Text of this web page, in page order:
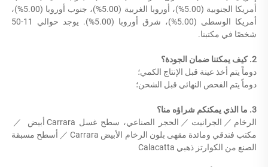
شخصًا في مكتبنا.
2. كيف يمكننا ضمان الجودة؟
دوماً يتم أخذ عينة قبل الإنتاج الكمي؛
دوماً يتم الفحص النهائي قبل الشحن؛
3. ما الذي يمكنكم شراؤه منا؟
الصنع من الكوارتز ذهبي Calacatta